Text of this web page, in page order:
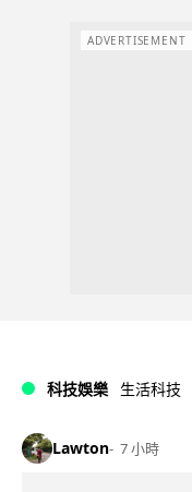
ADVERTISEMENT
科技娛樂 生活科技
Lawton 7 小時